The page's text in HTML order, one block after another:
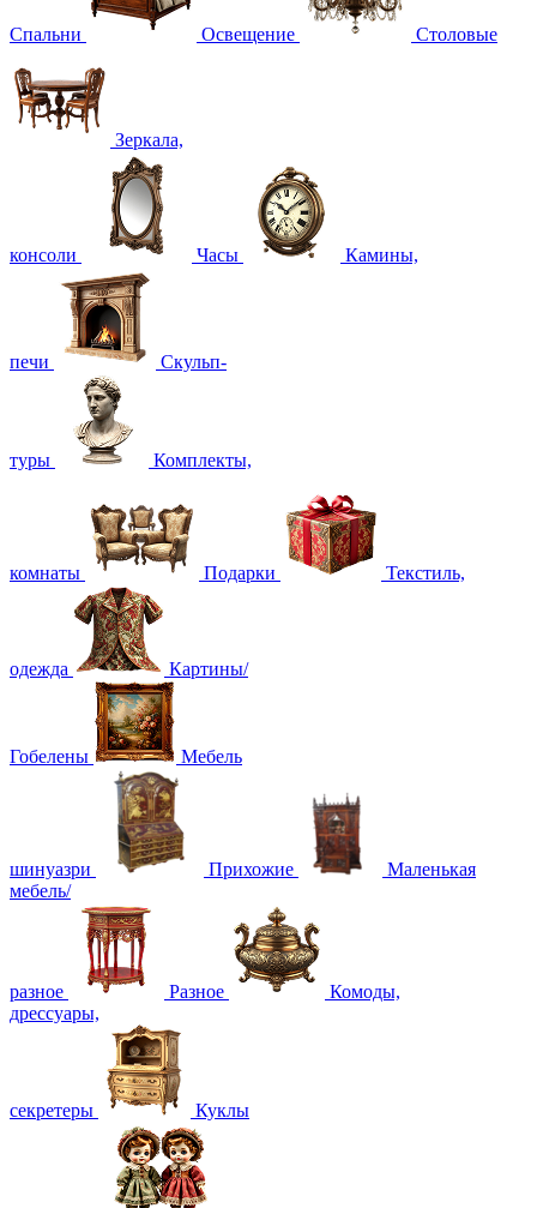
Спальни Освещение Столовые
Зеркала,
консоли Часы Камины,
печи Скульп-
туры Комплекты,
комнаты Подарки Текстиль,
одежда Картины/
Гобелены Мебель
шинуазри Прихожие
Маленькая
мебель/
разное Разное
Комоды,
дрессуары,
секретеры Куклы